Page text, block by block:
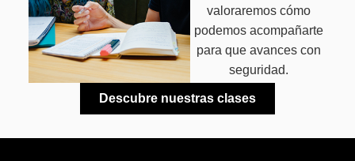
valoraremos cómo
podemos acompañarte
para que avances con
seguridad.
Descubre nuestras clases